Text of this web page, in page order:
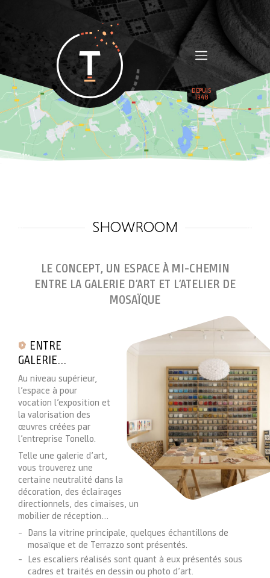
DEPUIS
1948
Cliquez pour accepter les cookies marketing et
activer ce contenu
SHOWROOM
LE CONCEPT, UN ESPACE À MI-CHEMIN
ENTRE LA GALERIE D’ART ET L’ATELIER DE
MOSAÏQUE
ENTRE
GALERIE…
Au niveau supérieur,
l’espace à pour
vocation l’exposition et
la valorisation des
œuvres créées par
l’entreprise Tonello.
Telle une galerie d’art,
vous trouverez une
certaine neutralité dans la
décoration, des éclairages
directionnels, des cimaises, un
mobilier de réception…
Dans la vitrine principale, quelques échantillons de
mosaïque et de Terrazzo sont présentés.
Les escaliers réalisés sont quant à eux présentés sous
cadres et traités en dessin ou photo d’art.